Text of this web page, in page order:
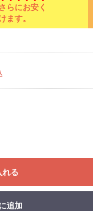
さらにお安く
ます。
れる
追加